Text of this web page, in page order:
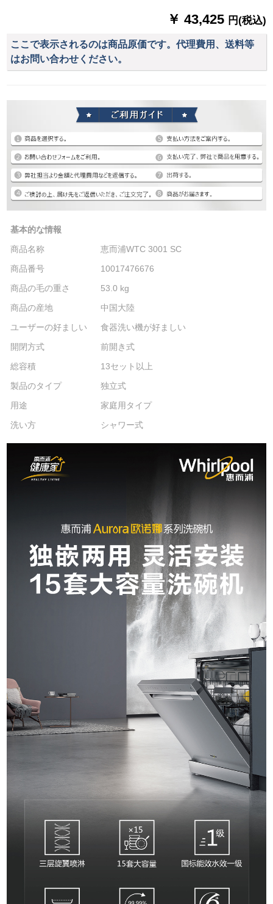
￥ 43,425 円(税込)
ここで表示されるのは商品原価です。代理費用、送料等
はお問い合わせください。
基本的な情報
商品名称
恵而浦WTC 3001 SC
商品番号
10017476676
商品の毛の重さ
53.0 kg
商品の産地
中国大陸
ユーザーの好ましい
食器洗い機が好ましい
開閉方式
前開き式
総容積
13セット以上
製品のタイプ
独立式
用途
家庭用タイプ
洗い方
シャワー式